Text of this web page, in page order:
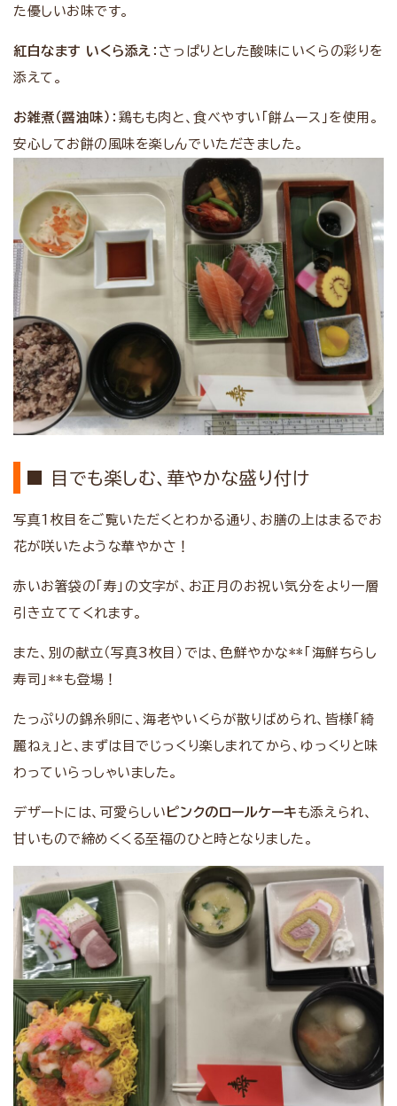
た優しいお味です。
紅白なます いくら添え ：さっぱりとした酸味にいくらの彩りを
添えて。
お雑煮（醤油味） ：鶏もも肉と、食べやすい「餅ムース」を使用。
安心してお餅の風味を楽しんでいただきました。
■ 目でも楽しむ、華やかな盛り付け
写真1枚目をご覧いただくとわかる通り、お膳の上はまるでお
花が咲いたような華やかさ！
赤いお箸袋の「寿」の文字が、お正月のお祝い気分をより一層
引き立ててくれます。
また、別の献立（写真3枚目）では、色鮮やかな**「海鮮ちらし
寿司」**も登場！
たっぷりの錦糸卵に、海老やいくらが散りばめられ、皆様「綺
麗ねぇ」と、まずは目でじっくり楽しまれてから、ゆっくりと味
わっていらっしゃいました。
デザートには、可愛らしい ピンクのロールケーキ も添えられ、
甘いもので締めくくる至福のひと時となりました。